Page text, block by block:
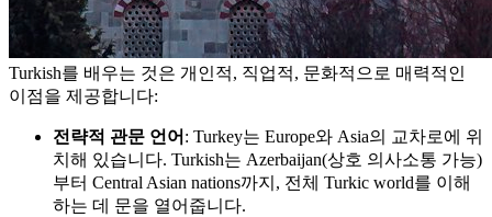
Turkish를 배우는 것은 개인적, 직업적, 문화적으로 매력적인
이점을 제공합니다:
전략적 관문 언어 : Turkey는 Europe와 Asia의 교차로에 위
치해 있습니다. Turkish는 Azerbaijan(상호 의사소통 가능)
부터 Central Asian nations까지, 전체 Turkic world를 이해
하는 데 문을 열어줍니다.